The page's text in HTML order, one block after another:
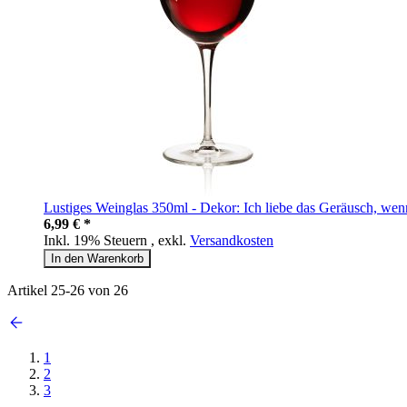
Lustiges Weinglas 350ml - Dekor: Ich liebe das Geräusch,
6,99 € *
Inkl. 19% Steuern , exkl. Versandkosten
In den Warenkorb
Artikel 25-26 von 26
1
2
3